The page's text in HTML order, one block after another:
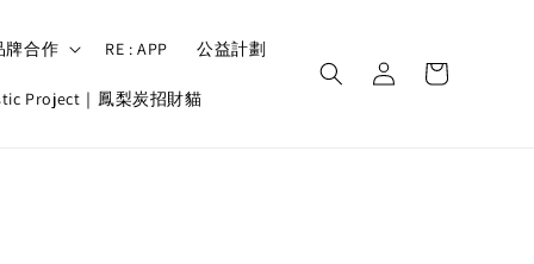
牌合作 RE : APP 公益計劃
Project｜鳳梨炭招財貓